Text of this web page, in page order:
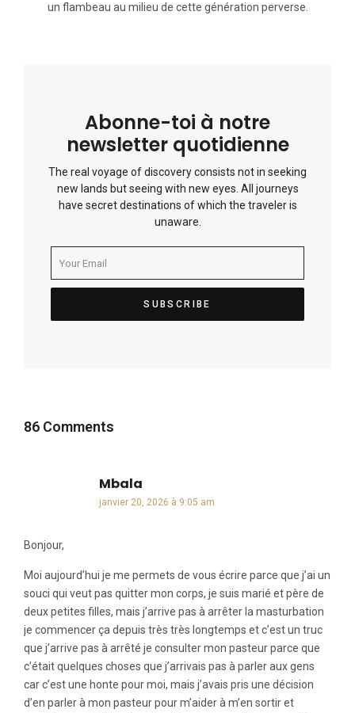
un flambeau au milieu de cette génération perverse.
Abonne-toi à notre
newsletter quotidienne
The real voyage of discovery consists not in seeking
new lands but seeing with new eyes. All journeys
have secret destinations of which the traveler is
unaware.
86 Comments
Mbala
janvier 20, 2026 à 9:05 am
Bonjour,
Moi aujourd’hui je me permets de vous écrire parce que j’ai un
souci qui veut pas quitter mon corps, je suis marié et père de
deux petites filles, mais j’arrive pas à arrêter la masturbation
je commencer ça depuis très très longtemps et c’est un truc
que j’arrive pas à arrêté je consulter mon pasteur parce que
c’était quelques choses que j’arrivais pas à parler aux gens
car c’est une honte pour moi, mais j’avais pris une décision
d’en parler à mon pasteur pour m’aider à m’en sortir et